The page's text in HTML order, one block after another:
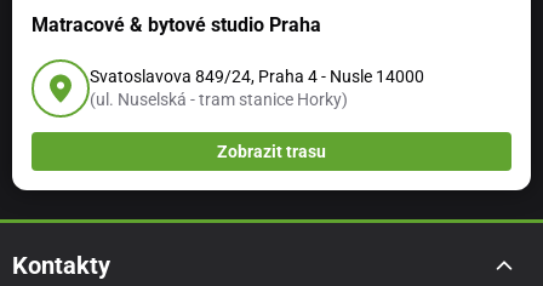
skutečnosti. Mohou se lišit v závislosti na nastavení
Vašeho monitoru.
Matracové & bytové studio Praha
Svatoslavova 849/24, Praha 4 - Nusle 14000
(ul. Nuselská - tram stanice Horky)
Zobrazit trasu
Kontakty